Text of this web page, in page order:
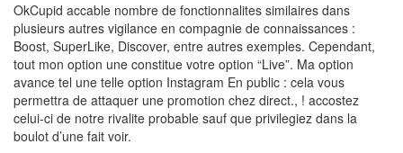
OkCupid accable nombre de fonctionnalites similaires dans
plusieurs autres vigilance en compagnie de connaissances :
Boost, SuperLike, Discover, entre autres exemples. Cependant,
tout mon option une constitue votre option “Live”. Ma option
avance tel une telle option Instagram En public : cela vous
permettra de attaquer une promotion chez direct., ! accostez
celui-ci de notre rivalite probable sauf que privilegiez dans la
boulot d’une fait voir.